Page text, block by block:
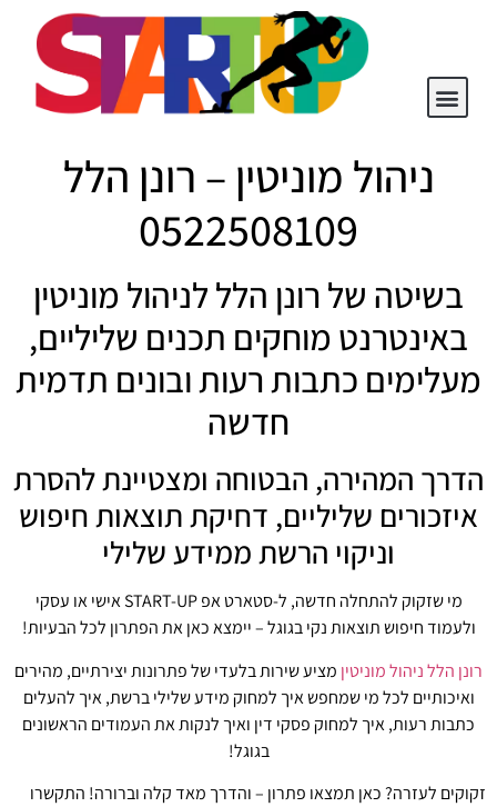
ניהול מוניטין – רונן הלל
0522508109
בשיטה של רונן הלל לניהול מוניטין
באינטרנט מוחקים תכנים שליליים,
מעלימים כתבות רעות ובונים תדמית
חדשה
הדרך המהירה, הבטוחה ומצטיינת להסרת
איזכורים שליליים, דחיקת תוצאות חיפוש
וניקוי הרשת ממידע שלילי
מי שזקוק להתחלה חדשה, ל-סטארט אפ START-UP אישי או עסקי
ולעמוד חיפוש תוצאות נקי בגוגל – יימצא כאן את הפתרון לכל הבעיות!
רונן הלל ניהול מוניטין מציע שירות בלעדי של פתרונות יצירתיים, מהירים
ואיכותיים לכל מי שמחפש איך למחוק מידע שלילי ברשת, איך להעלים
כתבות רעות, איך למחוק פסקי דין ואיך לנקות את העמודים הראשונים
בגוגל!
זקוקים לעזרה? כאן תמצאו פתרון – והדרך מאד קלה וברורה! התקשרו